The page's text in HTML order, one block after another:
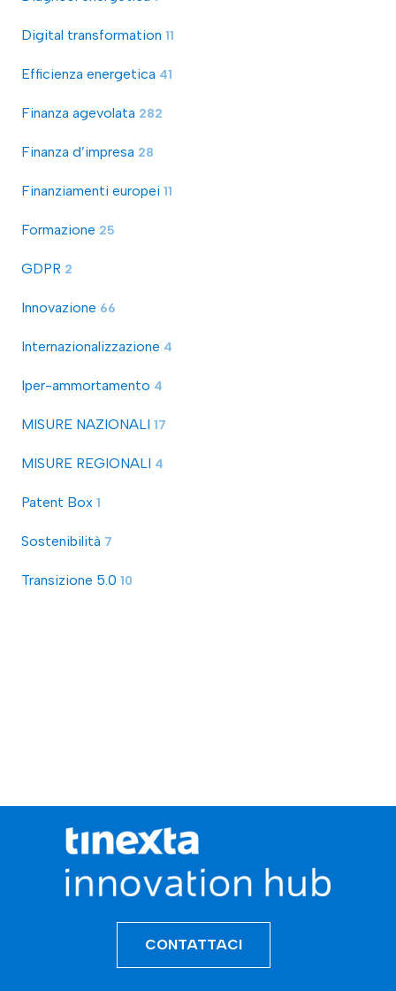
Digital transformation 11
Efficienza energetica 41
Finanza agevolata 282
Finanza d’impresa 28
Finanziamenti europei 11
Formazione 25
GDPR 2
Innovazione 66
Internazionalizzazione 4
Iper-ammortamento 4
MISURE NAZIONALI 17
MISURE REGIONALI 4
Patent Box 1
Sostenibilità 7
Transizione 5.0 10
CONTATTACI